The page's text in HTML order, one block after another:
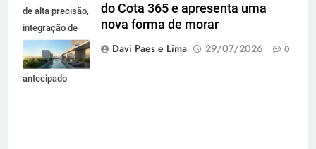
de alta precisão,
integração de
projetos e
planejamento
antecipado
do Cota 365 e apresenta uma
nova forma de morar
Davi Paes e Lima
29/07/2026 0